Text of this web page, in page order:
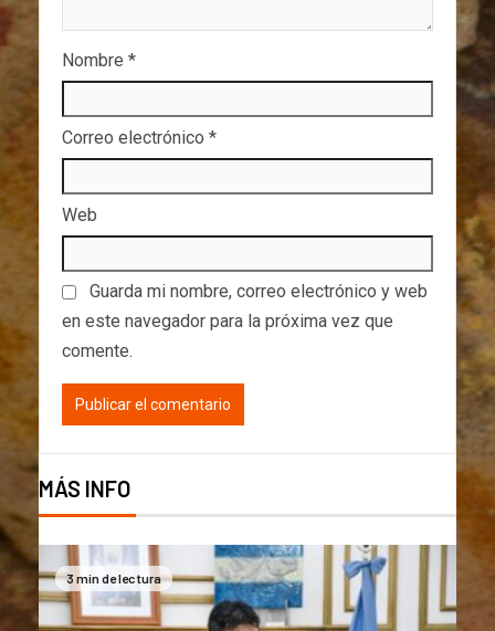
Nombre *
Correo electrónico *
Web
Guarda mi nombre, correo electrónico y web
en este navegador para la próxima vez que
comente.
MÁS INFO
3 min de lectura